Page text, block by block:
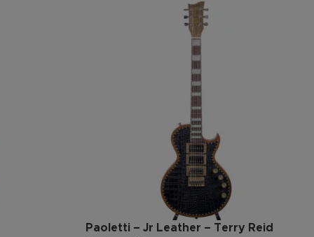
Paoletti – Jr Leather – Terry Reid